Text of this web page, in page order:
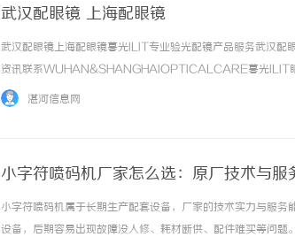
武汉配眼镜 上海配眼镜
武汉配眼镜上海配眼镜暮光ILIT专业验光配镜产品服务武汉配
资讯联系WUHAN&SHANGHAIOPTICALCARE暮光ILIT
品牌，现于武汉与上海设有4家门店。以完整验光、正品镜片
湛河信息网
小字符喷码机厂家怎么选：原厂技术与服
小字符喷码机属于长期生产配套设备，厂家的技术实力与服
设备，后期容易出现故障没人修、耗材断供、配件难买等问